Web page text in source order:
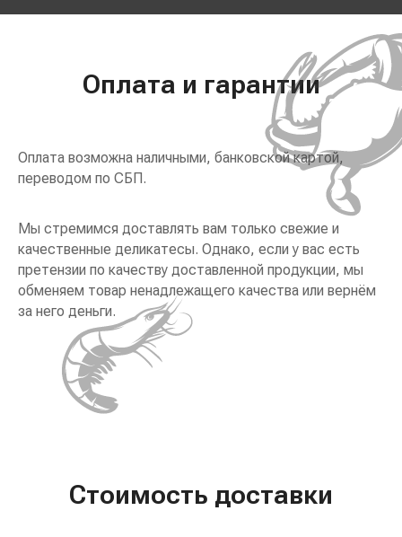
Оплата и гарантии
Оплата возможна наличными, банковской картой,
переводом по СБП.
Мы стремимся доставлять вам только свежие и
качественные деликатесы. Однако, если у вас есть
претензии по качеству доставленной продукции, мы
обменяем товар ненадлежащего качества или вернём
за него деньги.
Стоимость доставки